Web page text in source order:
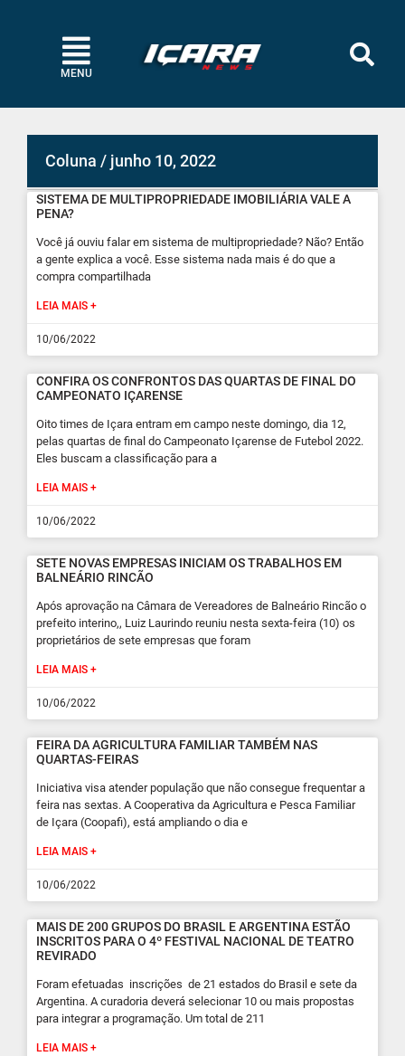
MENU
Coluna / junho 10, 2022
SISTEMA DE MULTIPROPRIEDADE IMOBILIÁRIA VALE A
PENA?
Você já ouviu falar em sistema de multipropriedade? Não? Então
a gente explica a você. Esse sistema nada mais é do que a
compra compartilhada
LEIA MAIS +
10/06/2022
CONFIRA OS CONFRONTOS DAS QUARTAS DE FINAL DO
CAMPEONATO IÇARENSE
Oito times de Içara entram em campo neste domingo, dia 12,
pelas quartas de final do Campeonato Içarense de Futebol 2022.
Eles buscam a classificação para a
LEIA MAIS +
10/06/2022
SETE NOVAS EMPRESAS INICIAM OS TRABALHOS EM
BALNEÁRIO RINCÃO
Após aprovação na Câmara de Vereadores de Balneário Rincão o
prefeito interino,, Luiz Laurindo reuniu nesta sexta-feira (10) os
proprietários de sete empresas que foram
LEIA MAIS +
10/06/2022
FEIRA DA AGRICULTURA FAMILIAR TAMBÉM NAS
QUARTAS-FEIRAS
Iniciativa visa atender população que não consegue frequentar a
feira nas sextas. A Cooperativa da Agricultura e Pesca Familiar
de Içara (Coopafi), está ampliando o dia e
LEIA MAIS +
10/06/2022
MAIS DE 200 GRUPOS DO BRASIL E ARGENTINA ESTÃO
INSCRITOS PARA O 4º FESTIVAL NACIONAL DE TEATRO
REVIRADO
Foram efetuadas inscrições de 21 estados do Brasil e sete da
Argentina. A curadoria deverá selecionar 10 ou mais propostas
para integrar a programação. Um total de 211
LEIA MAIS +